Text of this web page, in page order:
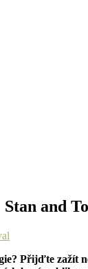
and
Přijďte zažít